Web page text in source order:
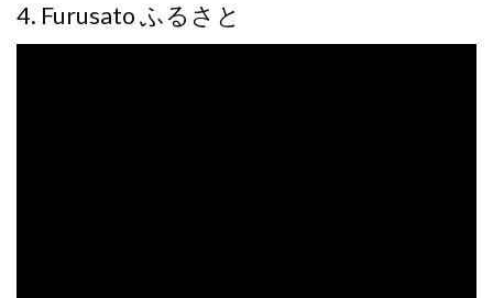
4. Furusato ふるさと